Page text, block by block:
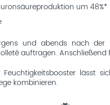
um 48%*
und abends nach der
auftragen.
Feuchtigkeitsbooster lässt
kombinieren.